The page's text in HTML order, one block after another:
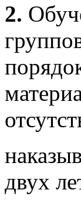
2.
двух